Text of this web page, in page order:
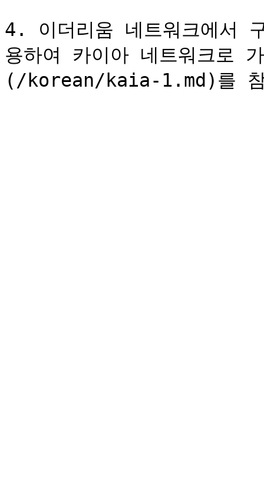
4. 이더리움 네트워크에서
용하여 카이아 네트워크로